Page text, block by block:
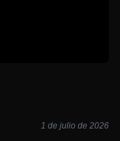
1 de julio de 2026